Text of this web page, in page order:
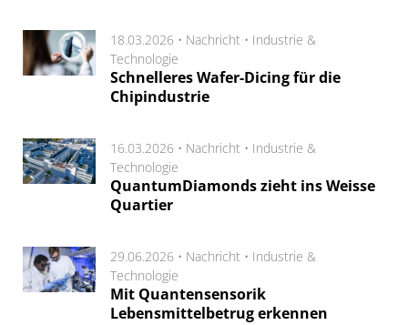
18.03.2026 • Nachricht • Industrie &
Technologie
Schnelleres Wafer-Dicing für die
Chipindustrie
16.03.2026 • Nachricht • Industrie &
Technologie
QuantumDiamonds zieht ins Weisse
Quartier
29.06.2026 • Nachricht • Industrie &
Technologie
Mit Quantensensorik
Lebensmittelbetrug erkennen